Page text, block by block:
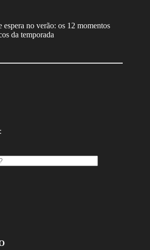
espera no verão: os 12 momentos
da temporada